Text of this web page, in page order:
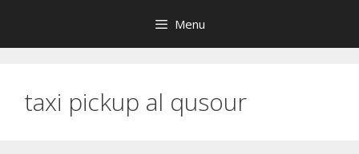
content
Menu
taxi pickup al qusour